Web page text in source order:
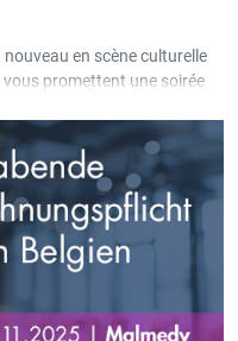
en scène culturelle
promettent une soirée